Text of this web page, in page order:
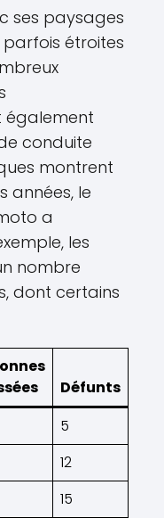
ses paysages
étroites
également
conduite
montrent
années, le
a
les
nombre
dont certains
Défunts
5
12
15